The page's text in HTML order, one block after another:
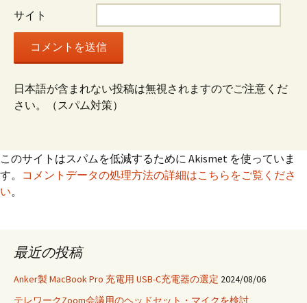
サイト
日本語が含まれない投稿は無視されますのでご注意くだ
さい。（スパム対策）
このサイトはスパムを低減するために Akismet を使っていま
す。 コメントデータの処理方法の詳細はこちらをご覧くださ
い。
最近の投稿
Anker製 MacBook Pro 充電用 USB-C充電器の選定 2024/08/06
テレワークZoom会議用のヘッドセット・マイクを検討